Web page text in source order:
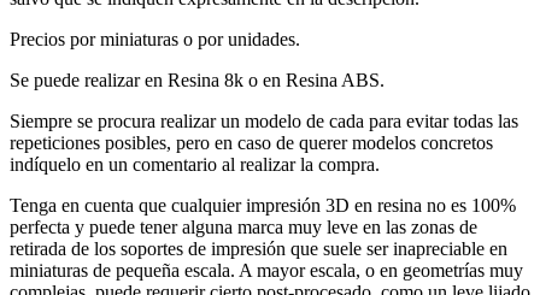
Precios por miniaturas o por unidades.
Se puede realizar en Resina 8k o en Resina ABS.
Siempre se procura realizar un modelo de cada para evitar todas las
repeticiones posibles, pero en caso de querer modelos concretos
indíquelo en un comentario al realizar la compra.
Tenga en cuenta que cualquier impresión 3D en resina no es 100%
perfecta y puede tener alguna marca muy leve en las zonas de
retirada de los soportes de impresión que suele ser inapreciable en
miniaturas de pequeña escala. A mayor escala, o en geometrías muy